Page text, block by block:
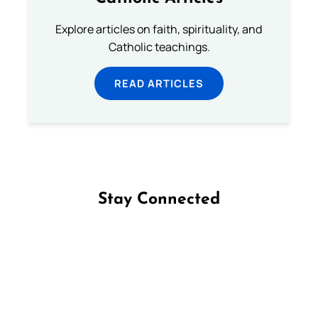
Explore articles on faith, spirituality, and
Catholic teachings.
READ ARTICLES
Stay Connected